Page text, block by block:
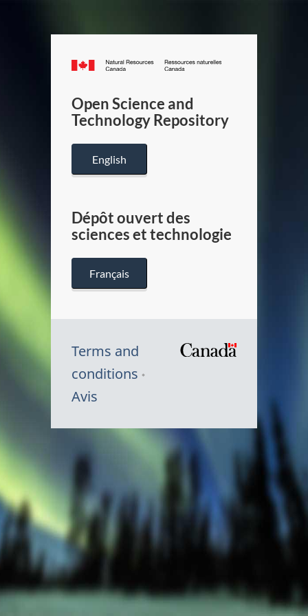
Canada.ca
/
Canada
Open Science and
Technology Repository
English
Dépôt ouvert des
sciences et technologie
Français
Terms and
conditions
Avis
Canada